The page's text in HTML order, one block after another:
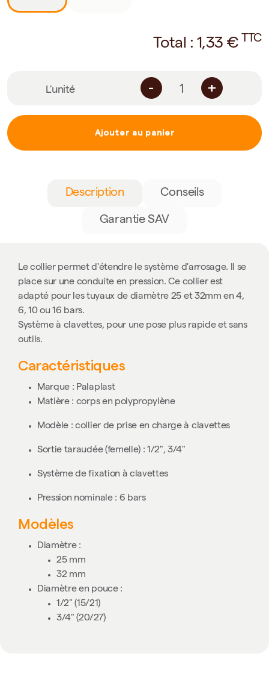
Total : 1,33 € TTC
L'unité - +
Ajouter au panier
Description Conseils
Garantie SAV
Le collier permet d'étendre le système d'arrosage. Il se
place sur une conduite en pression. Ce collier est
adapté pour les tuyaux de diamètre 25 et 32mm en 4,
6, 10 ou 16 bars.
Système à clavettes, pour une pose plus rapide et sans
outils.
Caractéristiques
Marque : Palaplast
Matière : corps en polypropylène
Modèle : collier de prise en charge à clavettes
Sortie taraudée (femelle) : 1/2", 3/4"
Système de fixation à clavettes
Pression nominale : 6 bars
Modèles
Diamètre :
25 mm
32 mm
Diamètre en pouce :
1/2" (15/21)
3/4" (20/27)